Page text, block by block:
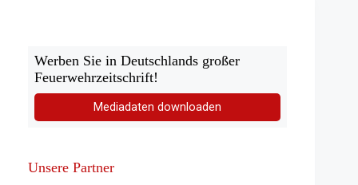
Werben Sie in Deutschlands großer
Feuerwehrzeitschrift!
Mediadaten downloaden
Unsere Partner